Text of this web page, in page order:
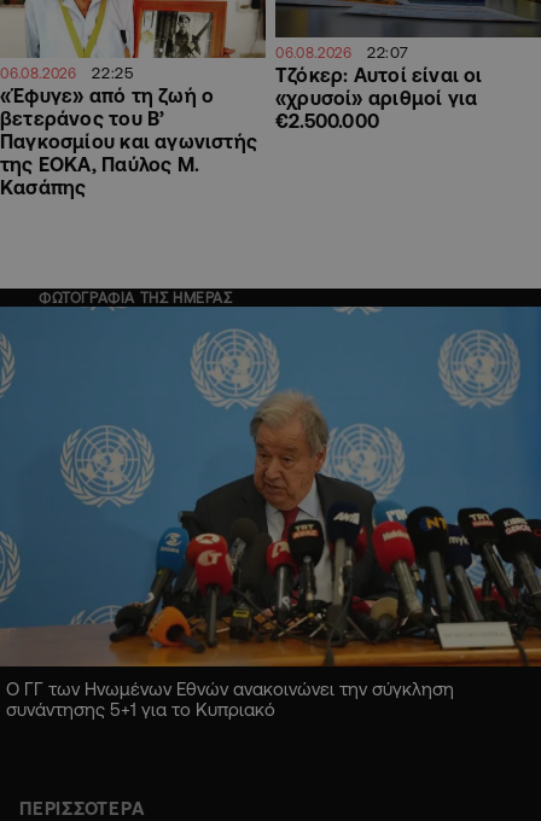
06.08.2026 22:25
«Έφυγε» από τη ζωή ο
βετεράνος του Β’
Παγκοσμίου και αγωνιστής
της ΕΟΚΑ, Παύλος Μ.
Κασάπης
06.08.2026 22:07
Τζόκερ: Αυτοί είναι οι
«χρυσοί» αριθμοί για
€2.500.000
ΦΩΤΟΓΡΑΦΙΑ ΤΗΣ ΗΜΕΡΑΣ
Ο ΓΓ των Ηνωμένων Εθνών ανακοινώνει την σύγκληση
συνάντησης 5+1 για το Κυπριακό
ΠΕΡΙΣΣΟΤΕΡΑ